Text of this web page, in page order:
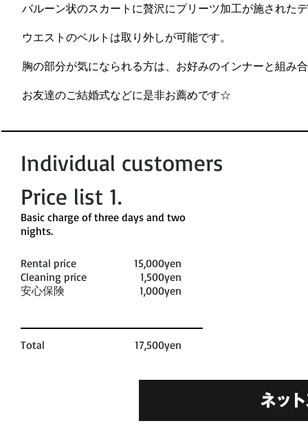
バルーン状のスカートに贅沢にプリーツ加工が施された
ウエストのベルトは取り外しが可能です。
胸の部分が気になられる方は、お好みのインナーと組み
お友達のご結婚式などに是非お薦めです☆
Individual customers
Price list 1​.
​Basic charge of three days and two
nights. ​
15,000yen
1,500yen
1,000yen
Rental price
Cleaning price
安心保険
Total 17,500yen